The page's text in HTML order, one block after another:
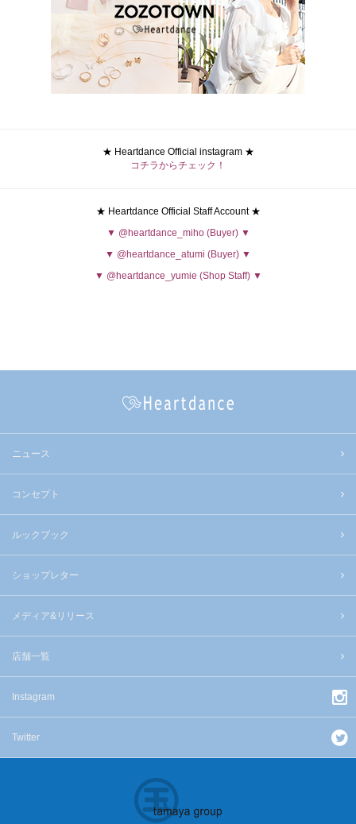
★ Heartdance Official instagram ★
コチラからチェック！
★ Heartdance Official Staff Account ★
▼ @heartdance_miho (Buyer) ▼
▼ @heartdance_atumi (Buyer) ▼
▼ @heartdance_yumie (Shop Staff) ▼
ニュース
コンセプト
ルックブック
ショップレター
メディア&リリース
店舗一覧
Instagram
Twitter